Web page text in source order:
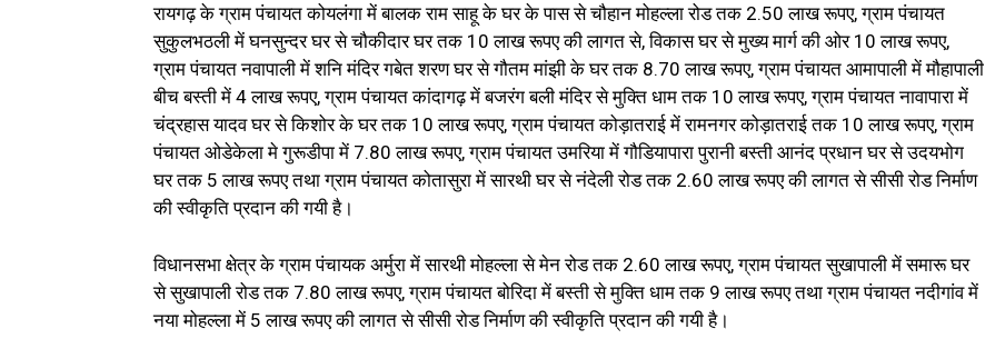
रायगढ़ के ग्राम पंचायत कोयलंगा में बालक राम साहू के घर के पास से चौहान मोहल्ला रोड तक 2.50 लाख रूपए, ग्राम पंचायत
सुकुलभठली में घनसुन्दर घर से चौकीदार घर तक 10 लाख रूपए की लागत से, विकास घर से मुख्य मार्ग की ओर 10 लाख रूपए,
ग्राम पंचायत नवापाली में शनि मंदिर गबेत शरण घर से गौतम मांझी के घर तक 8.70 लाख रूपए, ग्राम पंचायत आमापाली में मौहापाली
बीच बस्ती में 4 लाख रूपए, ग्राम पंचायत कांदागढ़ में बजरंग बली मंदिर से मुक्ति धाम तक 10 लाख रूपए, ग्राम पंचायत नावापारा में
चंद्रहास यादव घर से किशोर के घर तक 10 लाख रूपए, ग्राम पंचायत कोड़ातराई में रामनगर कोड़ातराई तक 10 लाख रूपए, ग्राम
पंचायत ओडेकेला मे गुरूडीपा में 7.80 लाख रूपए, ग्राम पंचायत उमरिया में गौडियापारा पुरानी बस्ती आनंद प्रधान घर से उदयभोग
घर तक 5 लाख रूपए तथा ग्राम पंचायत कोतासुरा में सारथी घर से नंदेली रोड तक 2.60 लाख रूपए की लागत से सीसी रोड निर्माण
की स्वीकृति प्रदान की गयी है।
विधानसभा क्षेत्र के ग्राम पंचायक अर्मुरा में सारथी मोहल्ला से मेन रोड तक 2.60 लाख रूपए, ग्राम पंचायत सुखापाली में समारू घर
से सुखापाली रोड तक 7.80 लाख रूपए, ग्राम पंचायत बोरिदा में बस्ती से मुक्ति धाम तक 9 लाख रूपए तथा ग्राम पंचायत नदीगांव में
नया मोहल्ला में 5 लाख रूपए की लागत से सीसी रोड निर्माण की स्वीकृति प्रदान की गयी है।